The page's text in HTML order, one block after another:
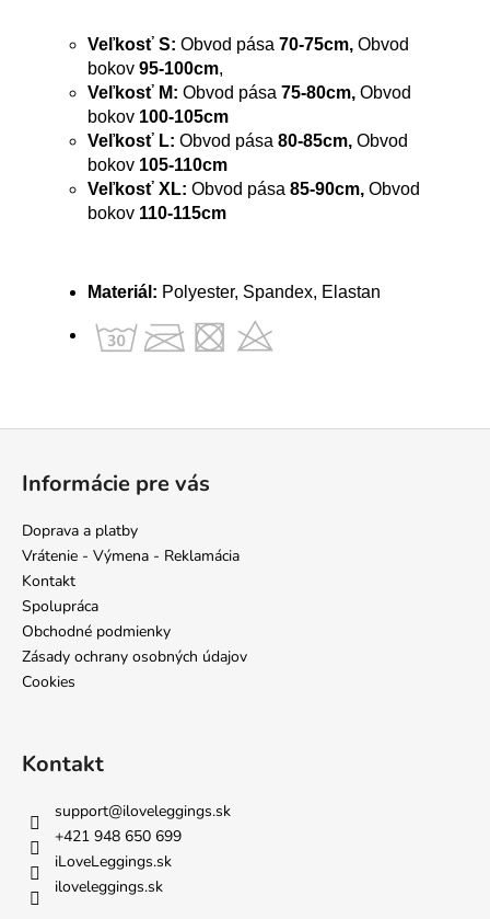
Veľkosť S: Obvod pása 70-75cm, Obvod
bokov 95-100cm,
Veľkosť M: Obvod pása 75-80cm, Obvod
bokov 100-105cm
Veľkosť L: Obvod pása 80-85cm, Obvod
bokov 105-110cm
Veľkosť XL: Obvod pása 85-90cm, Obvod
bokov 110-115cm
Materiál: Polyester, Spandex, Elastan
Informácie pre vás
Doprava a platby
Vrátenie - Výmena - Reklamácia
Kontakt
Spolupráca
Obchodné podmienky
Zásady ochrany osobných údajov
Cookies
Kontakt
support@iloveleggings.sk
+421 948 650 699
iLoveLeggings.sk
iloveleggings.sk